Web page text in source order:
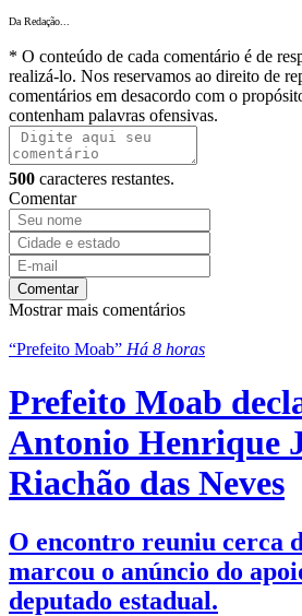
Da Redação...
* O conteúdo de cada comentário é de
realizá-lo. Nos reservamos ao direito de
comentários em desacordo com o
contenham palavras ofensivas.
500 caracteres restantes.
Comentar
Comentar
Mostrar mais comentários
“Prefeito Moab” Há 8 horas
Prefeito Moab
Antonio Henrique
Riachão das Neves
O encontro reuniu cerca
marcou o anúncio do
deputado estadual.